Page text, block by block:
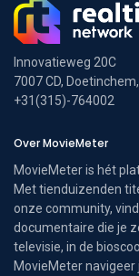
Innovatieweg 20C
7007 CD,
+31(315)-764002
Over MovieMeter
MovieMeter is hét
Met tienduizenden
onze community,
documentaire die je
televisie, in de
MovieMeter